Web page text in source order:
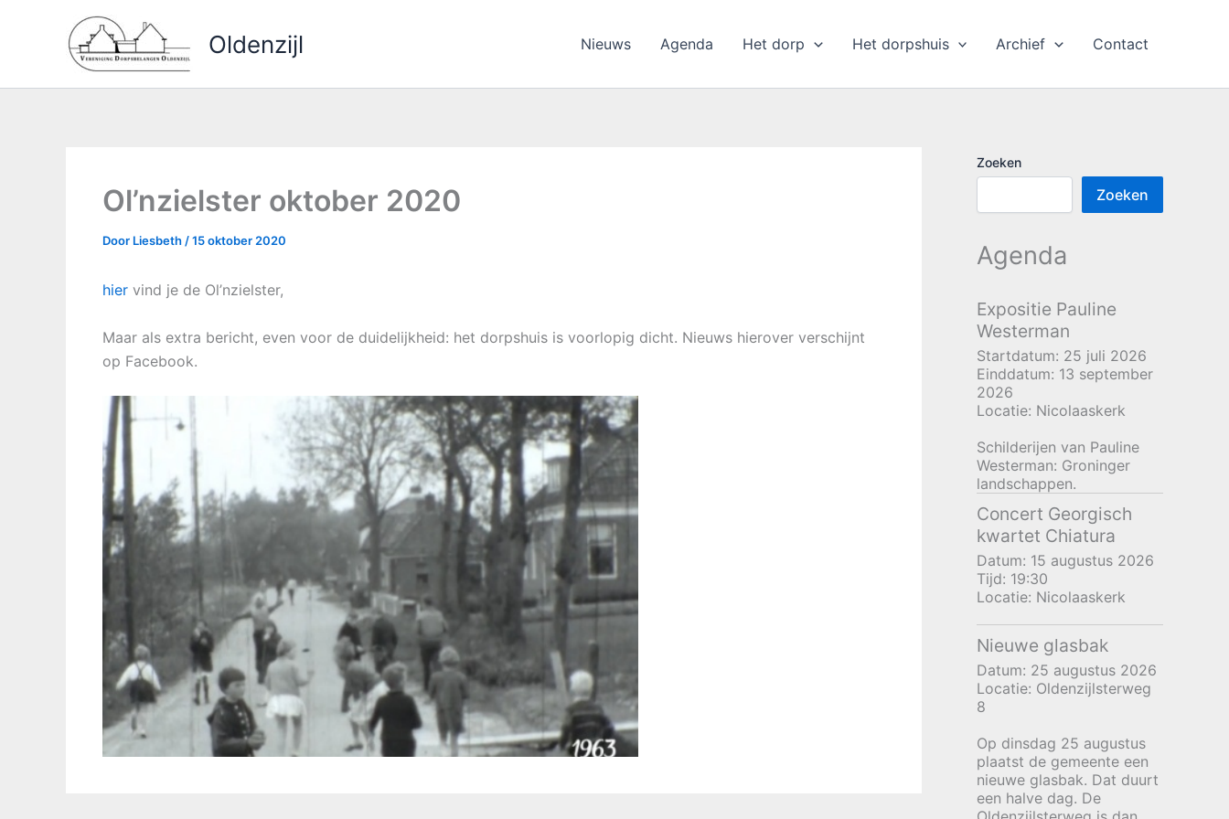
Oldenzijl Nieuws Agenda Het dorp Het dorpshuis Archief Contact
Ol’nzielster oktober 2020
Door Liesbeth /15 oktober 2020
hier vind je de Ol’nzielster,
Maar als extra bericht, even voor de duidelijkheid: het dorpshuis is voorlopig dicht. Nieuws hierover verschijnt
op Facebook.
Zoeken
Zoeken
Agenda
Expositie Pauline
Westerman
Startdatum: 25 juli 2026
Einddatum: 13 september
2026
Locatie: Nicolaaskerk
Schilderijen van Pauline
Westerman: Groninger
landschappen.
Concert Georgisch
kwartet Chiatura
Datum: 15 augustus 2026
Tijd: 19:30
Locatie: Nicolaaskerk
Nieuwe glasbak
Datum: 25 augustus 2026
Locatie: Oldenzijlsterweg
8
Op dinsdag 25 augustus
plaatst de gemeente een
nieuwe glasbak. Dat duurt
een halve dag. De